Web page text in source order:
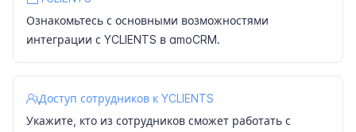
Ознакомьтесь с основными возможностями
интеграции с YCLIENTS в amoCRM.
Доступ сотрудников к YCLIENTS
Укажите, кто из сотрудников сможет работать с